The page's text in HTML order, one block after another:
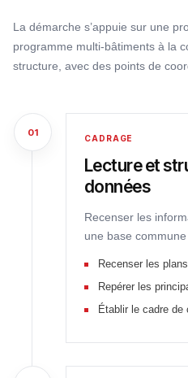
La démarche s’appuie sur une
programme multi-bâtiments à la
structure, avec des points de
01
CADRAGE
Lecture et
données
Recenser les
une base commune
Recenser les
Repérer les
Établir le cadre de